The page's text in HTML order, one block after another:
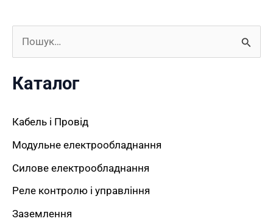
к
т
и
:
Каталог
Кабель і Провід
Модульне електрообладнання
Силове електрообладнання
Реле контролю і управління
Заземлення